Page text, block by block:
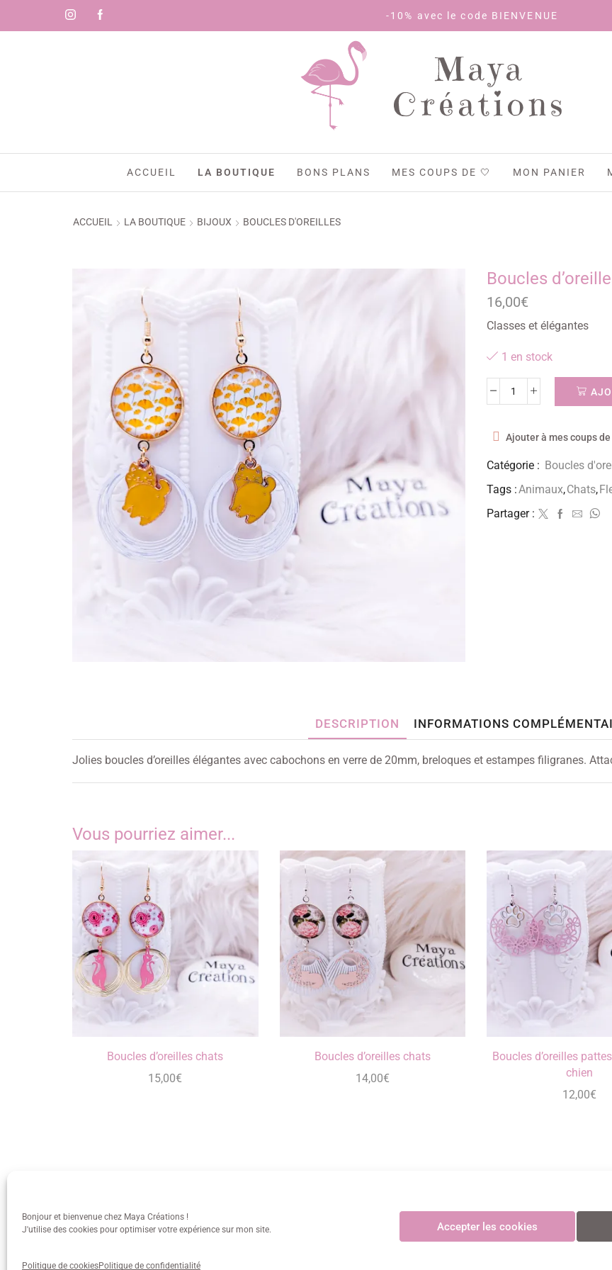
Bonjour et bienvenue chez Maya Créations !
J'utilise des cookies pour optimiser votre expérience sur mon site.
Accepter les cookies
Politique de cookiesPolitique de confidentialité
-10% avec le code BIENVENUE
Maya
Créations
ACCUEIL LA BOUTIQUE BONS PLANS MES COUPS DE 🤍 MON PANIER
ACCUEIL LA BOUTIQUE BIJOUX BOUCLES D'OREILLES
Boucles
16,00€
Classes et élégantes
1 en stock
Ajouter à mes coups de
Catégorie : Boucles
Tags :Animaux,Chats,
Partager :
DESCRIPTION INFORMATIONS
Jolies boucles d’oreilles élégantes avec cabochons en verre de 20mm, breloques et estampes filigranes.
Vous pourriez aimer...
Boucles d’oreilles chats
15,00€
Boucles d’oreilles chats
14,00€
Boucles d’oreilles
chien
12,00€
Maya Créations
info@mayacreations.fr Politique des cookies